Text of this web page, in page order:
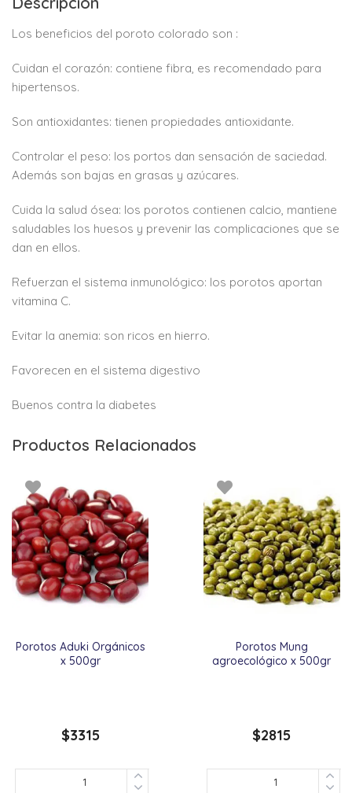
Los beneficios del poroto colorado son :
Cuidan el corazón: contiene fibra, es recomendado para
hipertensos.
Son antioxidantes: tienen propiedades antioxidante.
Controlar el peso: los portos dan sensación de saciedad.
Además son bajas en grasas y azúcares.
Cuida la salud ósea: los porotos contienen calcio, mantiene
saludables los huesos y prevenir las complicaciones que se
dan en ellos.
Refuerzan el sistema inmunológico: los porotos aportan
vitamina C.
Evitar la anemia: son ricos en hierro.
Favorecen en el sistema digestivo
Buenos contra la diabetes
Productos Relacionados
Porotos Aduki Orgánicos
x 500gr
$3315
Porotos Mung
agroecológico x 500gr
$2815